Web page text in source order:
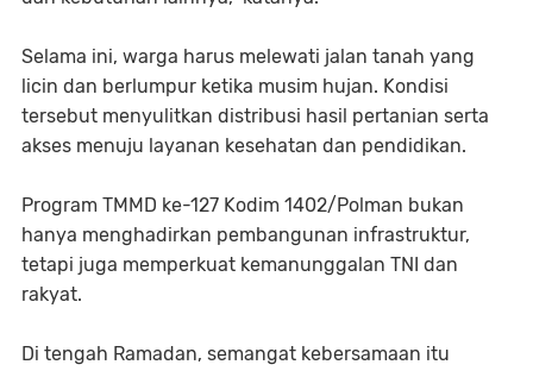
Selama ini, warga harus melewati jalan tanah yang
licin dan berlumpur ketika musim hujan. Kondisi
tersebut menyulitkan distribusi hasil pertanian serta
akses menuju layanan kesehatan dan pendidikan.
Program TMMD ke-127 Kodim 1402/Polman bukan
hanya menghadirkan pembangunan infrastruktur,
tetapi juga memperkuat kemanunggalan TNI dan
rakyat.
Di tengah Ramadan, semangat kebersamaan itu